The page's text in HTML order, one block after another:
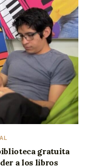
gratuita
a los libros